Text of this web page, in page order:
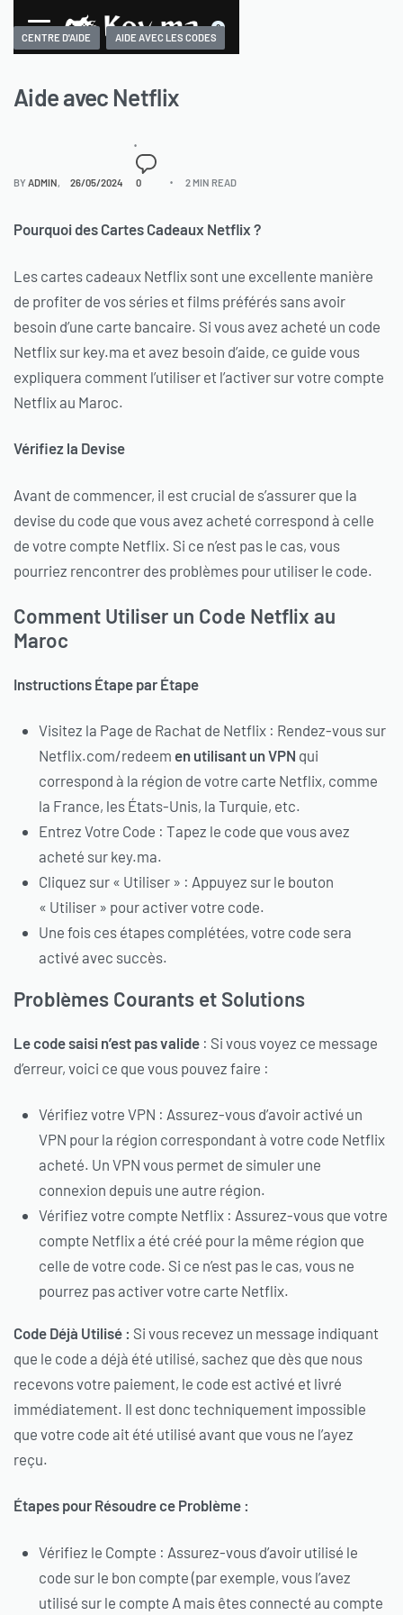
0
CENTRE D'AIDE AIDE AVEC LES CODES
Aide avec Netflix
BYADMIN 26/05/2024 0 2 MIN READ
Pourquoi des Cartes Cadeaux Netflix ?
Les cartes cadeaux Netflix sont une excellente manière
de profiter de vos séries et films préférés sans avoir
besoin d’une carte bancaire. Si vous avez acheté un code
Netflix sur key.ma et avez besoin d’aide, ce guide vous
expliquera comment l’utiliser et l’activer sur votre compte
Netflix au Maroc.
Vérifiez la Devise
Avant de commencer, il est crucial de s’assurer que la
devise du code que vous avez acheté correspond à celle
de votre compte Netflix. Si ce n’est pas le cas, vous
pourriez rencontrer des problèmes pour utiliser le code.
Comment Utiliser un Code Netflix au
Maroc
Instructions Étape par Étape
Visitez la Page de Rachat de Netflix : Rendez-vous sur
Netflix.com/redeemen utilisant un VPN qui
correspond à la région de votre carte Netflix, comme
la France, les États-Unis, la Turquie, etc.
Entrez Votre Code : Tapez le code que vous avez
acheté sur key.ma.
Cliquez sur « Utiliser » : Appuyez sur le bouton
« Utiliser » pour activer votre code.
Une fois ces étapes complétées, votre code sera
activé avec succès.
Problèmes Courants et Solutions
Le code saisi n’est pas valide : Si vous voyez ce message
d’erreur, voici ce que vous pouvez faire :
Vérifiez votre VPN : Assurez-vous d’avoir activé un
VPN pour la région correspondant à votre code Netflix
acheté. Un VPN vous permet de simuler une
connexion depuis une autre région.
Vérifiez votre compte Netflix : Assurez-vous que votre
compte Netflix a été créé pour la même région que
celle de votre code. Si ce n’est pas le cas, vous ne
pourrez pas activer votre carte Netflix.
Code Déjà Utilisé : Si vous recevez un message indiquant
que le code a déjà été utilisé, sachez que dès que nous
recevons votre paiement, le code est activé et livré
immédiatement. Il est donc techniquement impossible
que votre code ait été utilisé avant que vous ne l’ayez
reçu.
Étapes pour Résoudre ce Problème :
Vérifiez le Compte : Assurez-vous d’avoir utilisé le
code sur le bon compte (par exemple, vous l’avez
utilisé sur le compte A mais êtes connecté au compte